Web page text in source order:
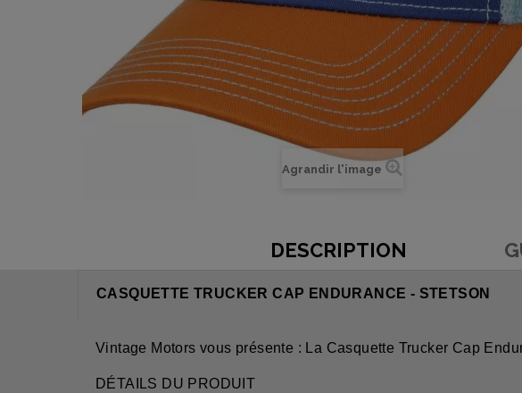
Agrandir l'image
DESCRIPTION
CASQUETTE TRUCKER CAP ENDURANCE - STETSON
Vintage Motors vous présente : La Casquette Trucker Cap
DÉTAILS DU PRODUIT